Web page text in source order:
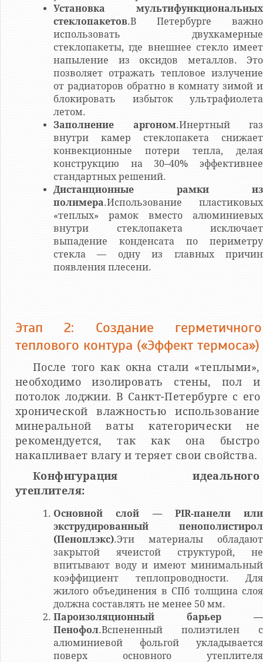
Установка мультифункциональных
стеклопакетов.В Петербурге важно
использовать двухкамерные
стеклопакеты, где внешнее стекло имеет
напыление из оксидов металлов. Это
позволяет отражать тепловое излучение
от радиаторов обратно в комнату зимой и
блокировать избыток ультрафиолета
летом.
Заполнение аргоном.Инертный газ
внутри камер стеклопакета снижает
конвекционные потери тепла, делая
конструкцию на 30–40% эффективнее
стандартных решений.
Дистанционные рамки из
полимера.Использование пластиковых
«теплых» рамок вместо алюминиевых
внутри стеклопакета исключает
выпадение конденсата по периметру
стекла — одну из главных причин
появления плесени.
Этап 2: Создание герметичного
теплового контура («Эффект термоса»)
После того как окна стали «теплыми»,
необходимо изолировать стены, пол и
потолок лоджии. В Санкт-Петербурге с его
хронической влажностью использование
минеральной ваты категорически не
рекомендуется, так как она быстро
накапливает влагу и теряет свои свойства.
Конфигурация идеального
утеплителя:
Основной слой — PIR-панели или
экструдированный пенополистирол
(Пеноплэкс).Эти материалы обладают
закрытой ячеистой структурой, не
впитывают воду и имеют минимальный
коэффициент теплопроводности. Для
жилого объединения в СПб толщина слоя
должна составлять не менее 50 мм.
Пароизоляционный барьер —
Пенофол.Вспененный полиэтилен с
алюминиевой фольгой укладывается
поверх основного утеплителя